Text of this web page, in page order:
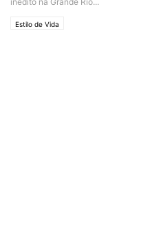
Estilo de Vida